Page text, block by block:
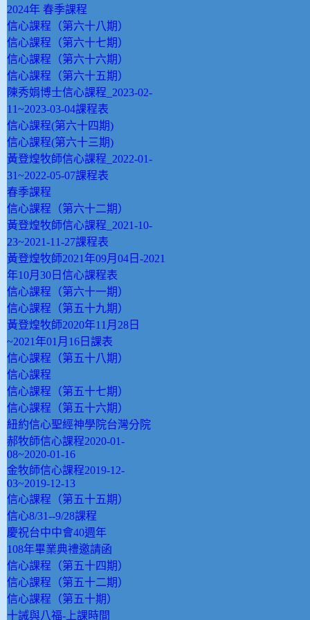
2024年 春季課程
信心課程（第六十八期）
信心課程（第六十七期）
信心課程（第六十六期）
信心課程（第六十五期）
陳秀娟博士信心課程_2023-02-
11~2023-03-04課程表
信心課程(第六十四期)
信心課程(第六十三期)
黃登煌牧師信心課程_2022-01-
31~2022-05-07課程表
春季課程
信心課程（第六十二期）
黃登煌牧師信心課程_2021-10-
23~2021-11-27課程表
黃登煌牧師2021年09月04日-2021
年10月30日信心課程表
信心課程（第六十一期）
信心課程（第五十九期）
黃登煌牧師2020年11月28日
~2021年01月16日課表
信心課程（第五十八期）
信心課程
信心課程（第五十七期）
信心課程（第五十六期）
紐約信心聖經神學院台灣分院
郝牧師信心課程2020-01-
08~2020-01-16
金牧師信心課程2019-12-
03~2019-12-13
信心課程（第五十五期）
信心8/31--9/28課程
慶祝台中中會40週年
108年畢業典禮邀請函
信心課程（第五十四期）
信心課程（第五十二期）
信心課程（第五十期）
十誡與八福-上課時間